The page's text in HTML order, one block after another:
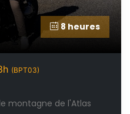
8 heures
(BPT03)
montagne de l'Atlas